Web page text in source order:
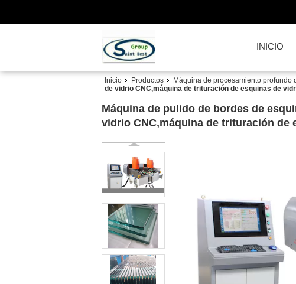
INICIO
Inicio Productos Máquina de procesamiento profundo
de vidrio CNC,máquina de trituración de esquinas de
Máquina de pulido de bordes de
vidrio CNC,máquina de trituración de